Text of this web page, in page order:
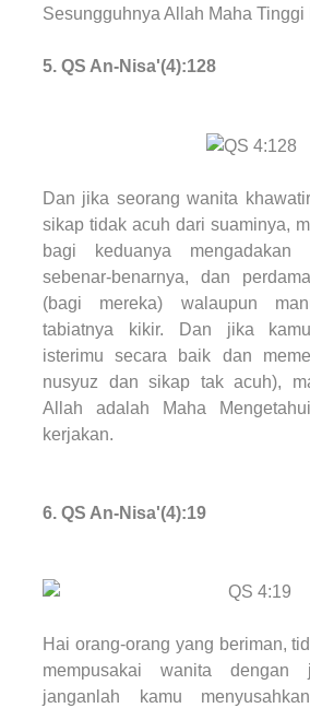
Sesungguhnya Allah Maha Tinggi
5. QS An-Nisa'(4):128
Dan jika seorang wanita
sikap tidak acuh dari suaminya,
bagi keduanya mengadakan
sebenar-benarnya, dan
(bagi mereka) walaupun
tabiatnya kikir. Dan jika
isterimu secara baik dan
nusyuz dan sikap tak acuh),
Allah adalah Maha
kerjakan.
6. QS An-Nisa'(4):19
Hai orang-orang yang beriman,
mempusakai wanita
janganlah kamu